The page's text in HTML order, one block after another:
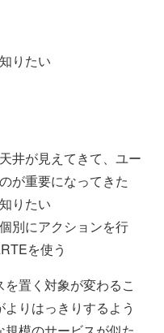
りたい
井が見えてきて、ユー
が重要になってきた
りたい
別にアクションを行
を使う
置く対象が変わるこ
りはっきりするよう